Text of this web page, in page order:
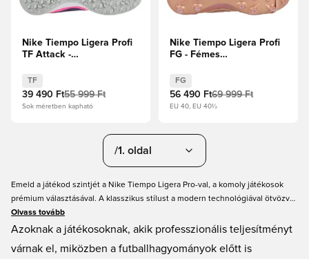
Nike Tiempo Ligera Profi
TF Attack -
Blue/Pink Blast
TF
39 490 Ft55 999 Ft
Sok méretben kapható
Nike Tiempo Ligera Profi
FG - Fémes
metálbronz Limitált
kiadás
FG
56 490 Ft69 999 Ft
EU 40, EU 40½
/1. oldal
Emeld a játékod szintjét a Nike Tiempo Ligera Pro-val, a komoly játékosok
prémium választásával. A klasszikus stílust a modern technológiával ötvözve
a Ligera az ikonikus lehajtható nyelvet kínálja a megszokott fűzési opció
mellett. Ugyanazzal a "Mad Dribbler" szemlélettel készült, ez a stopli
kifinomultan irányítják a játékot.
Olvass tovább
Azoknak a játékosoknak, akik professzionális teljesítményt
várnak el, miközben a futballhagyományok előtt is